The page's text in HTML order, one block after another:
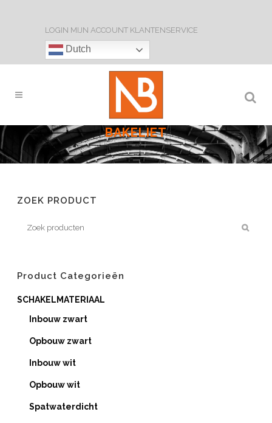
LOGIN MIJN ACCOUNT KLANTENSERVICE
Dutch
BAKELIET
ZOEK PRODUCT
Product Categorieën
SCHAKELMATERIAAL
Inbouw zwart
Opbouw zwart
Inbouw wit
Opbouw wit
Spatwaterdicht